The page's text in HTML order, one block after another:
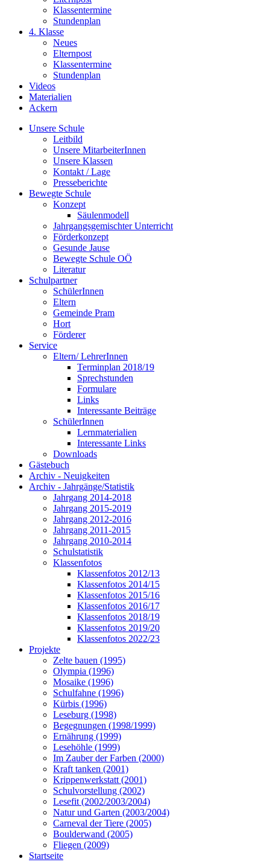
Klassentermine
Stundenplan
4. Klasse
Neues
Elternpost
Klassentermine
Stundenplan
Videos
Materialien
Ackern
Unsere Schule
Leitbild
Unsere MitarbeiterInnen
Unsere Klassen
Kontakt / Lage
Presseberichte
Bewegte Schule
Konzept
Säulenmodell
Jahrgangsgemischter Unterricht
Förderkonzept
Gesunde Jause
Bewegte Schule OÖ
Literatur
Schulpartner
SchülerInnen
Eltern
Gemeinde Pram
Hort
Förderer
Service
Eltern/ LehrerInnen
Terminplan 2018/19
Sprechstunden
Formulare
Links
Interessante Beiträge
SchülerInnen
Lernmaterialien
Interessante Links
Downloads
Gästebuch
Archiv - Neuigkeiten
Archiv - Jahrgänge/Statistik
Jahrgang 2014-2018
Jahrgang 2015-2019
Jahrgang 2012-2016
Jahrgang 2011-2015
Jahrgang 2010-2014
Schulstatistik
Klassenfotos
Klassenfotos 2012/13
Klassenfotos 2014/15
Klassenfotos 2015/16
Klassenfotos 2016/17
Klassenfotos 2018/19
Klassenfotos 2019/20
Klassenfotos 2022/23
Projekte
Zelte bauen (1995)
Olympia (1996)
Mosaike (1996)
Schulfahne (1996)
Kürbis (1996)
Leseburg (1998)
Begegnungen (1998/1999)
Ernährung (1999)
Lesehöhle (1999)
Im Zauber der Farben (2000)
Kraft tanken (2001)
Krippenwerkstatt (2001)
Schulvorstellung (2002)
Lesefit (2002/2003/2004)
Natur und Garten (2003/2004)
Carneval der Tiere (2005)
Boulderwand (2005)
Fliegen (2009)
Startseite